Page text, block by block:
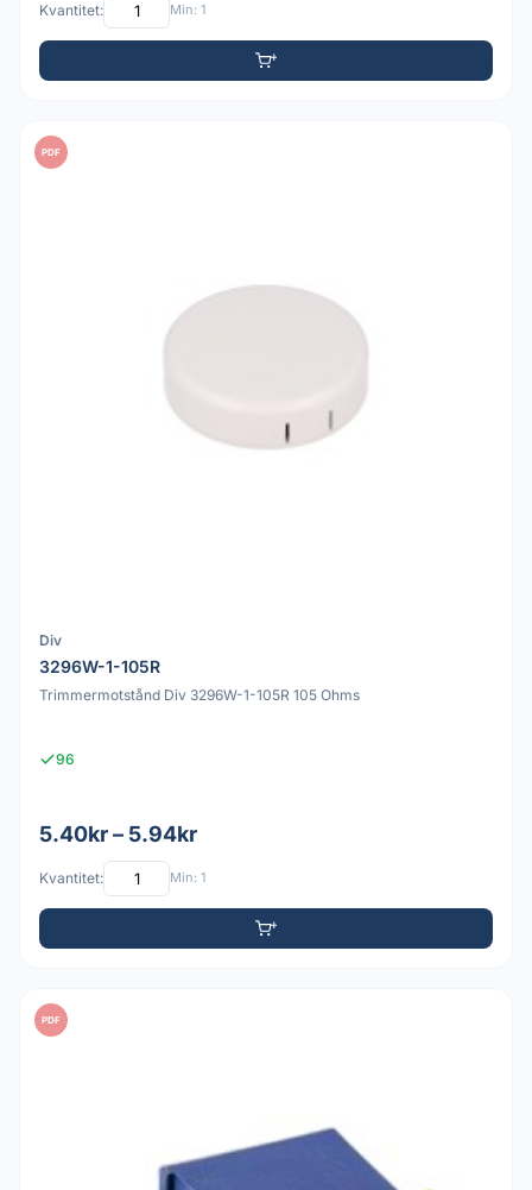
Kvantitet: Min: 1
PDF
Div
3296W-1-105R
Trimmermotstånd Div 3296W-1-105R 105 Ohms
96
5.40kr – 5.94kr
Kvantitet: Min: 1
PDF